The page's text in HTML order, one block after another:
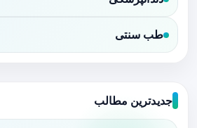
طب سنتی
جدیدترین مطالب